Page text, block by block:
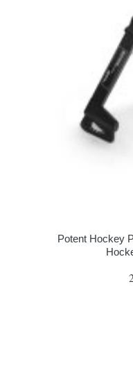
Potent Hockey